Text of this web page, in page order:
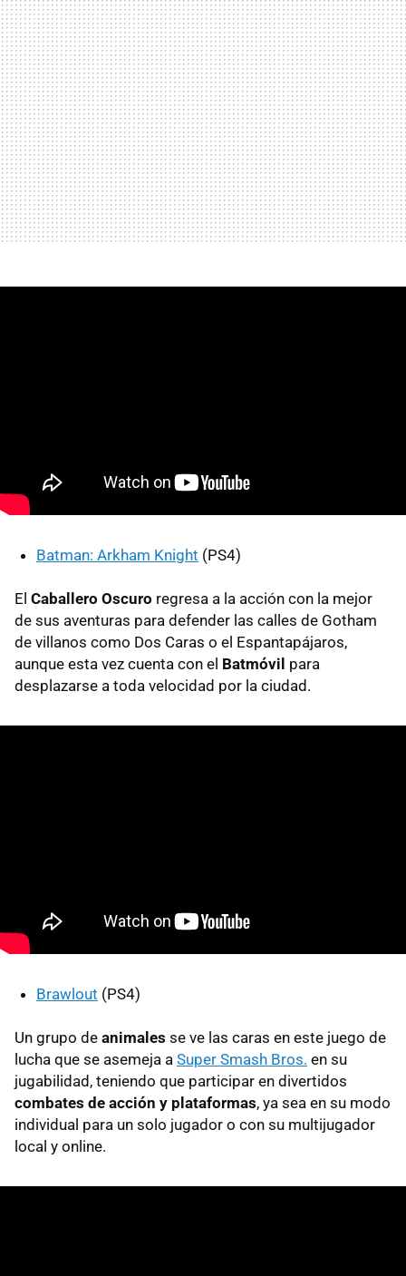
Batman: Arkham Knight (PS4)
El Caballero Oscuro regresa a la acción con la mejor
de sus aventuras para defender las calles de Gotham
de villanos como Dos Caras o el Espantapájaros,
aunque esta vez cuenta con el Batmóvil para
desplazarse a toda velocidad por la ciudad.
Brawlout (PS4)
Un grupo de animales se ve las caras en este juego de
lucha que se asemeja a Super Smash Bros. en su
jugabilidad, teniendo que participar en divertidos
combates de acción y plataformas, ya sea en su modo
individual para un solo jugador o con su multijugador
local y online.